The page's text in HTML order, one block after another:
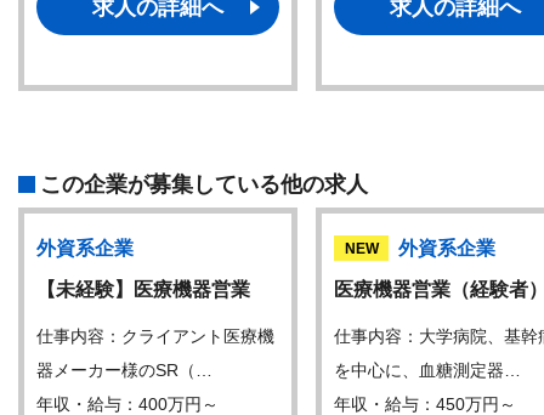
求人の詳細へ 求人の詳細へ
この企業が募集している他の求人
外資系企業
【未経験】医療機器営業
仕事内容：クライアント医療機
器メーカー様のSR（…
年収・給与：400万円～
NEW
外資系企業
医療機器営業（経験者
仕事内容：大学病院、基幹
を中心に、血糖測定器…
年収・給与：450万円～